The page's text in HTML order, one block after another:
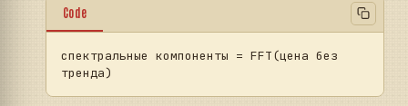
Code
спектральные компоненты = FFT(цена без